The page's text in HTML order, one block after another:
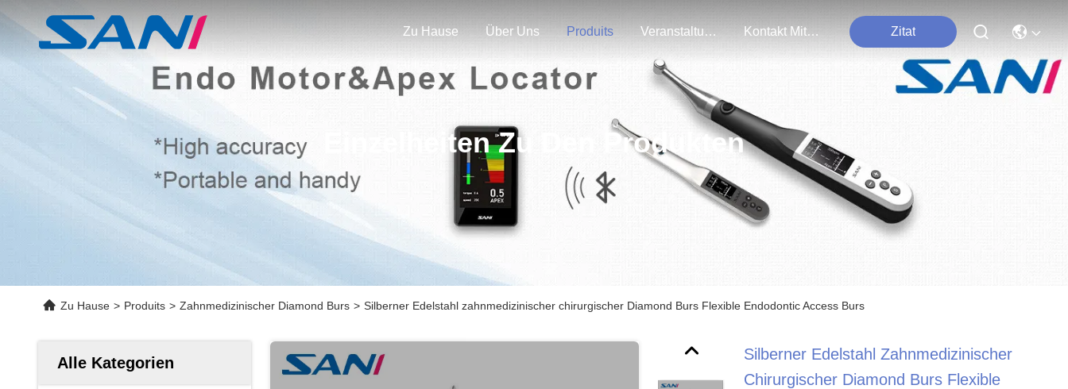
Zu Hause Über Uns Produits Veranstaltungen Kontakt Mit Uns Zitat
Einzelheiten Zu Den Produkten
Zu Hause > Produits > Zahnmedizinischer Diamond Burs > Silberner Edelstahl zahnmedizinischer chirurgischer Diamond Burs Flexible Endodontic Access Burs
Alle Kategorien
Silberner Edelstahl Zahnmedizinischer
Chirurgischer Diamond Burs Flexible